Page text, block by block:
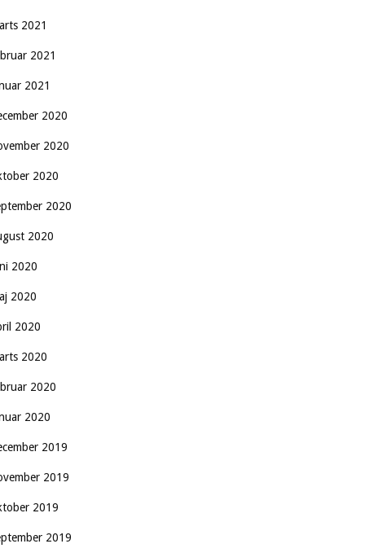
2021
2021
2021
2020
2020
2020
2020
2020
2020
2020
2020
2020
2020
2020
2019
2019
2019
2019